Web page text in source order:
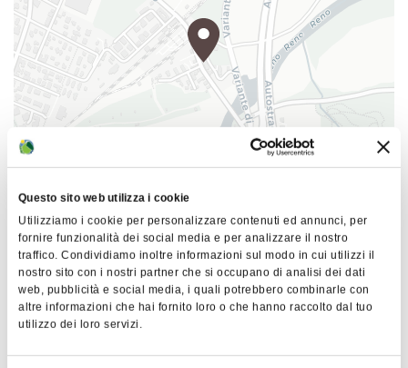
Questo sito web utilizza i cookie
Utilizziamo i cookie per personalizzare contenuti ed annunci, per
fornire funzionalità dei social media e per analizzare il nostro
traffico. Condividiamo inoltre informazioni sul modo in cui utilizzi il
nostro sito con i nostri partner che si occupano di analisi dei dati
web, pubblicità e social media, i quali potrebbero combinarle con
altre informazioni che hai fornito loro o che hanno raccolto dal tuo
utilizzo dei loro servizi.
Leaflet
Locanda 3 Virtù
Via Ponte Albano 97
40037 Sasso Marconi
HOW TO GET THERE